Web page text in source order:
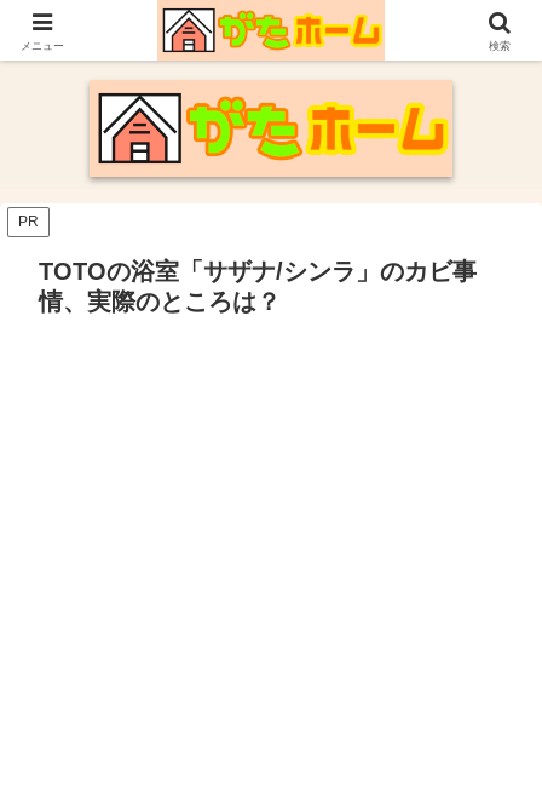
30代施主が自身の新潟での家づくり体験や参考にした情報についてまとめてい
ます。
PR
TOTOの浴室「サザナ/シンラ」のカビ事
情、実際のところは？
メニュー 検索